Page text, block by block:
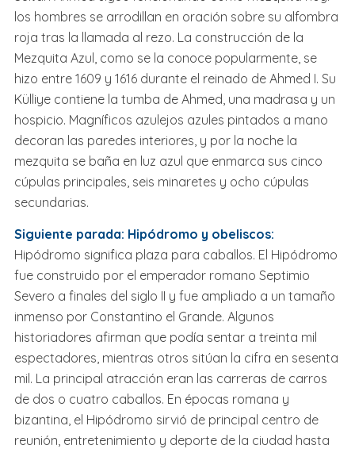
los hombres se arrodillan en oración sobre su alfombra
roja tras la llamada al rezo. La construcción de la
Mezquita Azul, como se la conoce popularmente, se
hizo entre 1609 y 1616 durante el reinado de Ahmed I. Su
Külliye contiene la tumba de Ahmed, una madrasa y un
hospicio. Magníficos azulejos azules pintados a mano
decoran las paredes interiores, y por la noche la
mezquita se baña en luz azul que enmarca sus cinco
cúpulas principales, seis minaretes y ocho cúpulas
secundarias.
Siguiente parada: Hipódromo y obeliscos:
Hipódromo significa plaza para caballos. El Hipódromo
fue construido por el emperador romano Septimio
Severo a finales del siglo II y fue ampliado a un tamaño
inmenso por Constantino el Grande. Algunos
historiadores afirman que podía sentar a treinta mil
espectadores, mientras otros sitúan la cifra en sesenta
mil. La principal atracción eran las carreras de carros
de dos o cuatro caballos. En épocas romana y
bizantina, el Hipódromo sirvió de principal centro de
reunión, entretenimiento y deporte de la ciudad hasta